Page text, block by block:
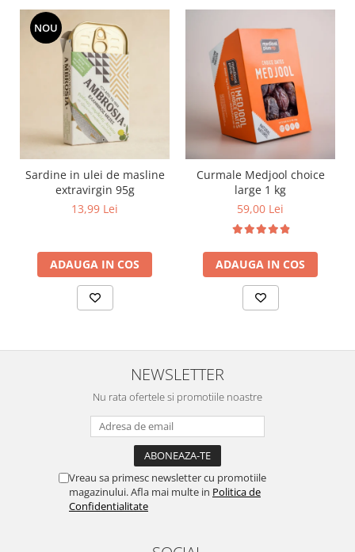
NOU
Sardine in ulei de masline
extravirgin 95g
13,99 Lei
ADAUGA IN COS
Curmale Medjool choice
large 1 kg
59,00 Lei
ADAUGA IN COS
NEWSLETTER
Nu rata ofertele si promotiile noastre
Vreau sa primesc newsletter cu promotiile
magazinului. Afla mai multe in Politica de
Confidentialitate